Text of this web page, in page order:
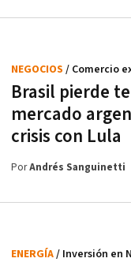
Brasil pierde
mercado
crisis con Lula
NEGOCIOS / Comercio
PorAndrés Sanguinetti
ENERGÍA/ Inversión en